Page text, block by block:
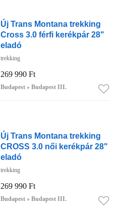
Új Trans Montana trekking
Cross 3.0 férfi kerékpár 28"
eladó
trekking
269 990 Ft
Budapest » Budapest III.
Új Trans Montana trekking
CROSS 3.0 női kerékpár 28"
eladó
trekking
269 990 Ft
Budapest » Budapest III.